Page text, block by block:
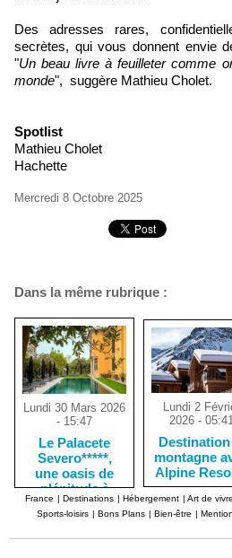
Des adresses rares,
secrètes, qui vous donnent envie
"Un beau livre à feuilleter comme
monde", suggère Mathieu Cholet.
Spotlist
Mathieu Cholet
Hachette
Mercredi 8 Octobre 2025
Dans la même rubrique :
Lundi 30 Mars 2026
- 15:47
Le Palacete
Severo*****,
une oasis de
plénitude à
Porto
Lundi 2
2026 -
Destination
montagne
Alpine
France | Destinations | Hébergement | Art de vivre
Sports-loisirs | Bons Plans | Bien-être |